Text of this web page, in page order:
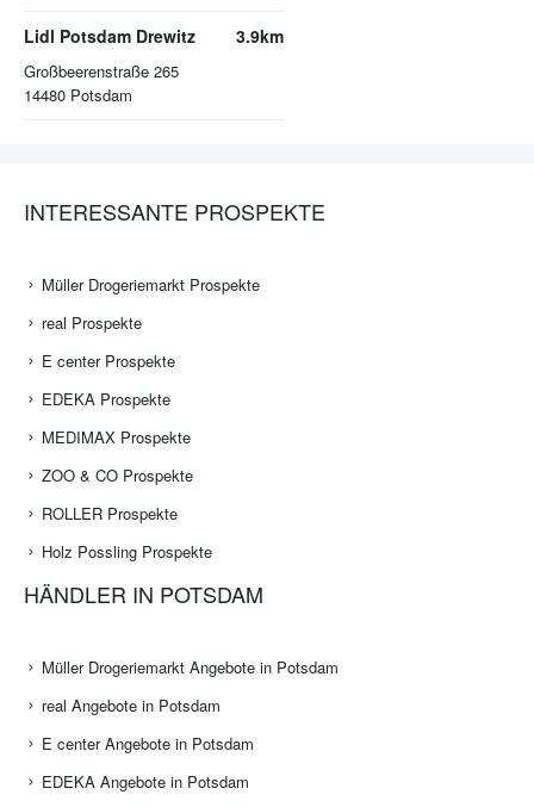
Lidl Potsdam Drewitz
Großbeerenstraße 265
14480 Potsdam
3.9km
INTERESSANTE PROSPEKTE
Müller Drogeriemarkt Prospekte
real Prospekte
E center Prospekte
EDEKA Prospekte
MEDIMAX Prospekte
ZOO & CO Prospekte
ROLLER Prospekte
Holz Possling Prospekte
HÄNDLER IN POTSDAM
Müller Drogeriemarkt Angebote in Potsdam
real Angebote in Potsdam
E center Angebote in Potsdam
EDEKA Angebote in Potsdam